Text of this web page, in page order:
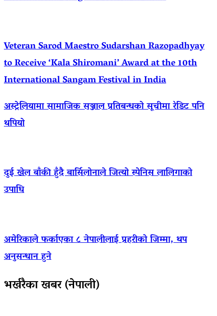
Veteran Sarod Maestro Sudarshan Razopadhyay
to Receive ‘Kala Shiromani’ Award at the 10th
International Sangam Festival in India
अस्ट्रेलियामा सामाजिक सञ्जाल प्रतिबन्धको सूचीमा रेडिट पनि
थपियो
दुई खेल बाँकी हुँदै बार्सिलोनाले जित्यो स्पेनिस लालिगाको
उपाधि
अमेरिकाले फर्काएका ८ नेपालीलाई प्रहरीको जिम्मा, थप
अनुसन्धान हुने
भर्खरैका खबर (नेपाली)